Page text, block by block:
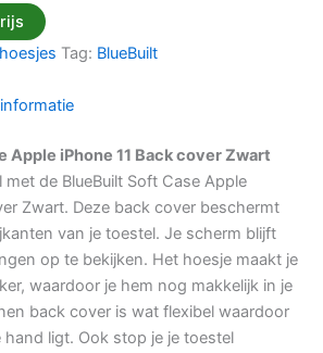
Tag: BlueBuilt
Apple iPhone 11 Back cover Zwart
de BlueBuilt Soft Case Apple
Zwart. Deze back cover beschermt
van je toestel. Je scherm blijft
op te bekijken. Het hoesje maakt je
waardoor je hem nog makkelijk in je
back cover is wat flexibel waardoor
ligt. Ook stop je je toestel